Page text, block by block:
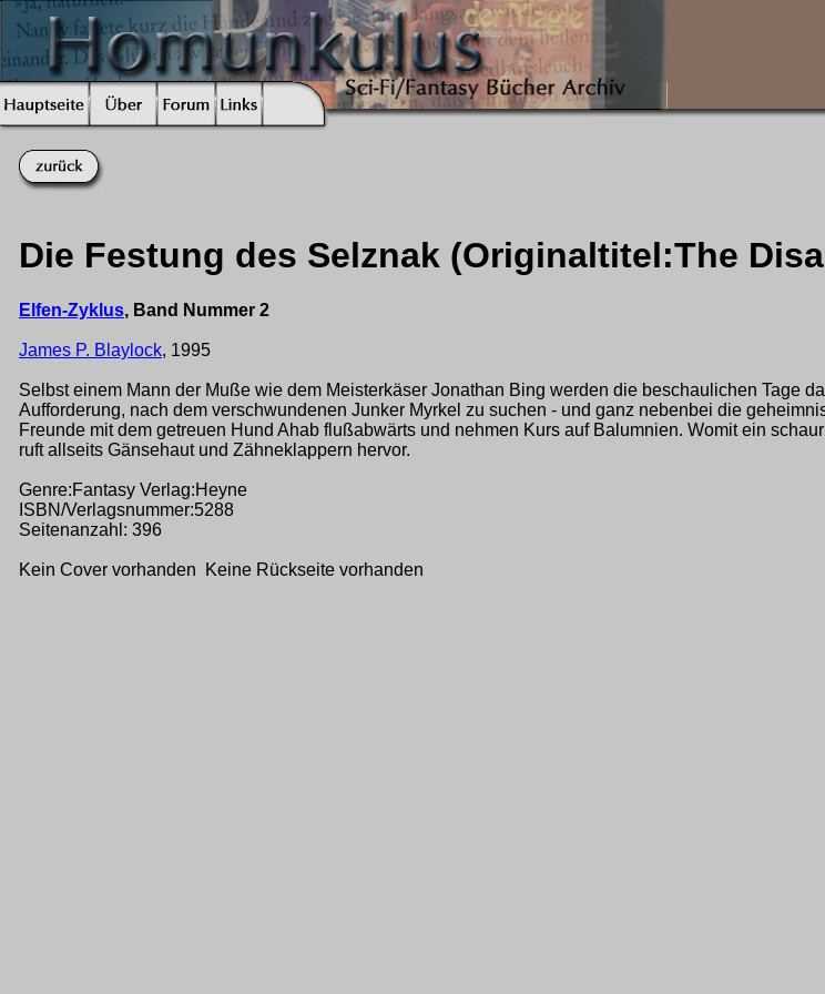
Die Festung des Selznak (Originaltitel:The
Elfen-Zyklus, Band Nummer 2
James P. Blaylock, 1995
Selbst einem Mann der Muße wie dem Meisterkäser Jonathan Bing werden die beschaulichen Tage
Aufforderung, nach dem verschwundenen Junker Myrkel zu suchen - und ganz nebenbei die
Freunde mit dem getreuen Hund Ahab flußabwärts und nehmen Kurs auf Balumnien. Womit ein
ruft allseits Gänsehaut und Zähneklappern hervor.
Genre:Fantasy Verlag:Heyne
ISBN/Verlagsnummer:5288
Seitenanzahl: 396
Kein Cover vorhanden Keine Rückseite vorhanden